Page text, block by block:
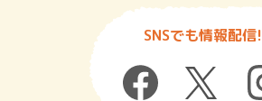
SNSでも情報配信!